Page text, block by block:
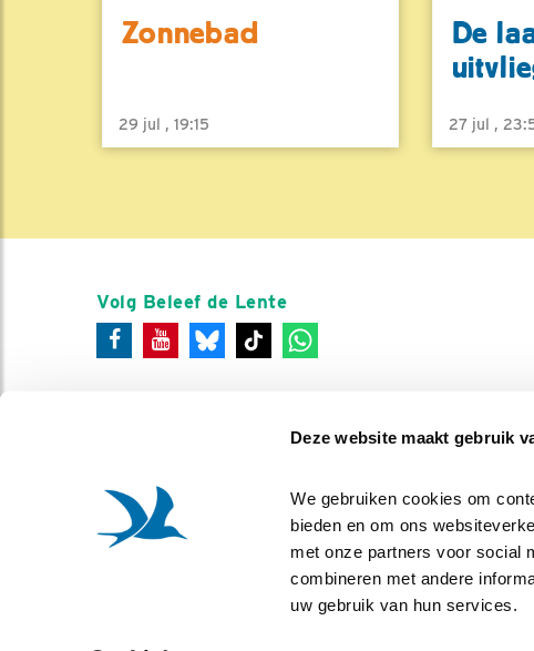
Deze website maakt gebruik
We gebruiken cookies om
bieden en om ons
met onze partners voor social
combineren met andere
uw gebruik van hun services.
Zonnebad
29 jul , 19:15
De
27 jul ,
Volg Beleef de Lente